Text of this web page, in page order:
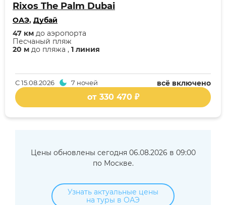
Rixos The Palm Dubai
ОАЭ, Дубай
20 м до пляжа , 1 линия
Песчаный пляж
47 км до аэропорта
всё включено
С15.08.2026 7 ночей
от 330 470 ₽
Цены обновлены сегодня 06.08.2026 в 09:00
по Москве.
Узнать актуальные цены
на туры в ОАЭ